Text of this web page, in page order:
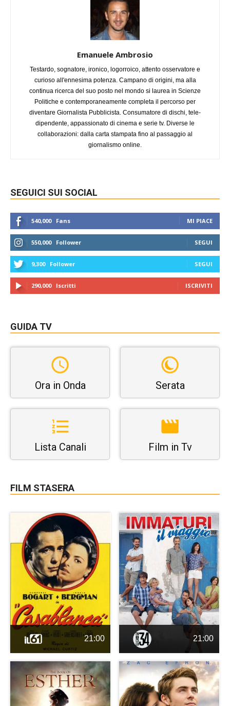
Emanuele Ambrosio
Testardo, sognatore, ironico, logorroico, attento osservatore e
curioso all'ennesima potenza. Campano di origini, ma alla
continua ricerca del suo posto nel mondo si laurea in Scienze
Politiche e contemporaneamente completa il percorso per
diventare Giornalista Pubblicista. Consumatore di dischi, tele-
dipendente, appassionato di cinema e serie tv. Diverse le
collaborazioni: dalla carta stampata fino al passaggio al
giornalismo online.
SEGUICI SUI SOCIAL
540,000 Fans MI PIACE
550,000 Follower SEGUI
9,300 Follower SEGUI
290,000 Iscritti ISCRIVITI
GUIDA TV
Ora in Onda Serata
Lista Canali Film in Tv
FILM STASERA
21:00 21:00